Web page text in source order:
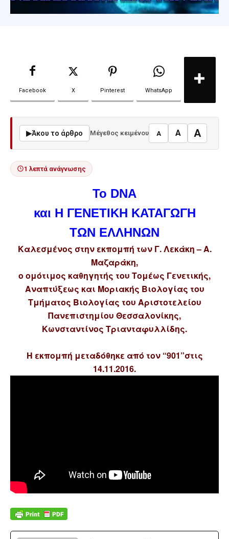
Facebook X Pinterest WhatsApp
▶Άκου το άρθρο Μέγεθος κειμένου A A A
1 λεπτά ανάγνωσης
Το DNA
και Η ΓΕΝΕΤΙΚΗ ΚΑΤΑΓΩΓΗ
ΤΩΝ ΕΛΛΗΝΩΝ
Καλεσμένος στην εκπομπή των Γ. Λεκάκη – Α.
Μαζαράκη,
ο ομότιμος καθηγητής του Τομέως Γενετικής,
Αναπτύξεως και Μοριακής Βιολογίας του
Τμήματος Bιολογίας του Αριστοτελείου
Πανεπιστημίου Θεσσαλονίκης,
Κωνσταντίνος Τριανταφυλλίδης.
Η εκπομπή μεταδόθηκε από τον “901”στις
14.11.2016.